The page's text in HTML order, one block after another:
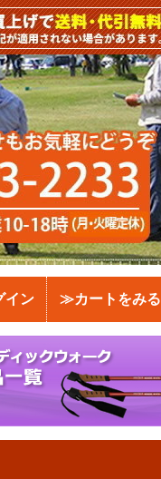
イン ≫カートをみる